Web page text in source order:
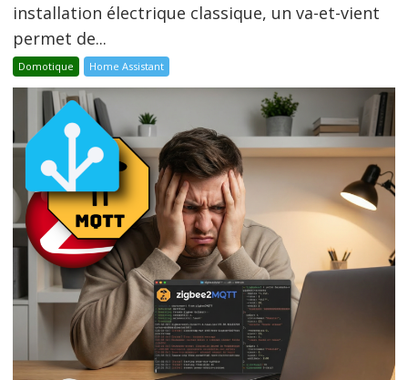
installation électrique classique, un va-et-vient
permet de...
Domotique Home Assistant